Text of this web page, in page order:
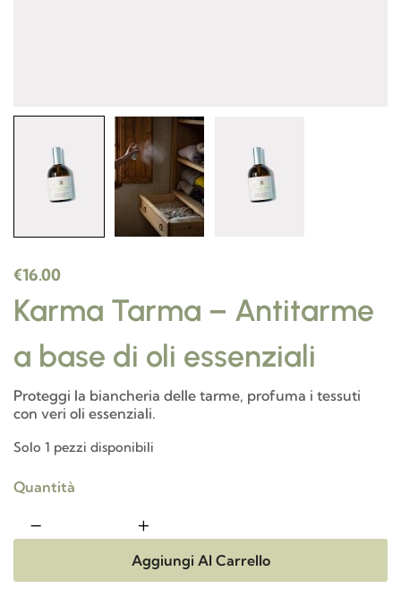
€16.00
Karma Tarma – Antitarme
a base di oli essenziali
Proteggi la biancheria delle tarme, profuma i tessuti
con veri oli essenziali.
Solo 1 pezzi disponibili
Quantità
Aggiungi Al Carrello